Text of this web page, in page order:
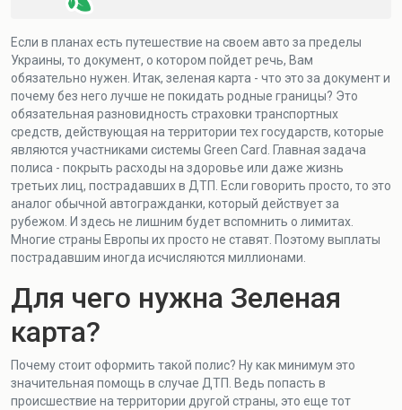
Если в планах есть путешествие на своем авто за пределы
Украины, то документ, о котором пойдет речь, Вам
обязательно нужен. Итак, зеленая карта - что это за документ и
почему без него лучше не покидать родные границы? Это
обязательная разновидность страховки транспортных
средств, действующая на территории тех государств, которые
являются участниками системы Green Card. Главная задача
полиса - покрыть расходы на здоровье или даже жизнь
третьих лиц, пострадавших в ДТП. Если говорить просто, то это
аналог обычной автогражданки, который действует за
рубежом. И здесь не лишним будет вспомнить о лимитах.
Многие страны Европы их просто не ставят. Поэтому выплаты
пострадавшим иногда исчисляются миллионами.
Для чего нужна Зеленая
карта?
Почему стоит оформить такой полис? Ну как минимум это
значительная помощь в случае ДТП. Ведь попасть в
происшествие на территории другой страны, это еще тот